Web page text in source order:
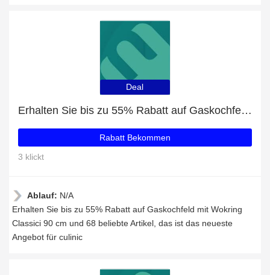
Deal
Erhalten Sie bis zu 55% Rabatt auf Gaskochfeld mit Wokring Classici 90 cm und 68 beliebte Artikel
Rabatt Bekommen
3 klickt
Ablauf: N/A
Erhalten Sie bis zu 55% Rabatt auf Gaskochfeld mit Wokring
Classici 90 cm und 68 beliebte Artikel, das ist das neueste
Angebot für culinic